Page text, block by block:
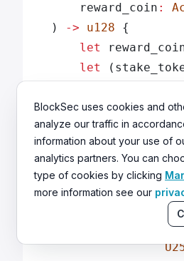
        reward_coin
:
    )
-> u128 {
        let
        let
        if
let Some
            .
            .
get(&self
        {
BlockSec uses cookies and
analyze our traffic in
information about your use of
analytics partners. You can
type of cookies by clicking
more information see our